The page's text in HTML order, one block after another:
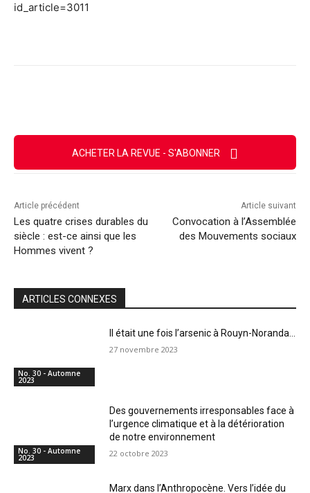
id_article=3011
ACHETER LA REVUE - S'ABONNER
Article précédent
Les quatre crises durables du
siècle : est-ce ainsi que les
Hommes vivent ?
Article suivant
Convocation à l’Assemblée
des Mouvements sociaux
ARTICLES CONNEXES
No. 30 - Automne
2023
Il était une fois l’arsenic à Rouyn-Noranda…
27 novembre 2023
No. 30 - Automne
2023
Des gouvernements irresponsables face à
l’urgence climatique et à la détérioration
de notre environnement
22 octobre 2023
Marx dans l’Anthropocène. Vers l’idée du